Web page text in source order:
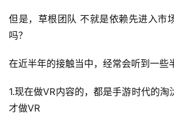
戏
机
戏
但是，草根团队 不就是依赖先进入市
吗？
在近半年的接触当中，经常会听到一些
1.现在做VR内容的，都是手游时代的淘
才做VR